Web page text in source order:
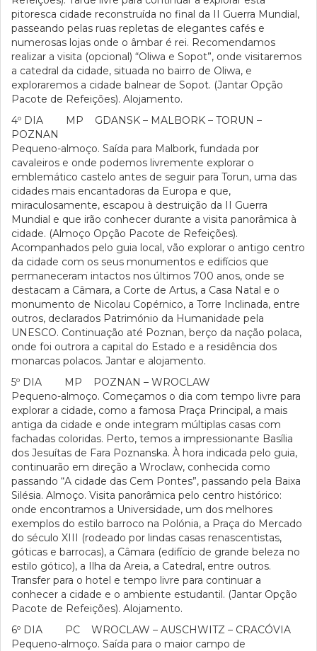
pitoresca cidade reconstruída no final da II Guerra Mundial,
passeando pelas ruas repletas de elegantes cafés e
numerosas lojas onde o âmbar é rei. Recomendamos
realizar a visita (opcional) “Oliwa e Sopot”, onde visitaremos
a catedral da cidade, situada no bairro de Oliwa, e
exploraremos a cidade balnear de Sopot. (Jantar Opção
Pacote de Refeições). Alojamento.
4º DIA MP GDANSK – MALBORK – TORUN –
POZNAN
Pequeno-almoço. Saída para Malbork, fundada por
cavaleiros e onde podemos livremente explorar o
emblemático castelo antes de seguir para Torun, uma das
cidades mais encantadoras da Europa e que,
miraculosamente, escapou à destruição da II Guerra
Mundial e que irão conhecer durante a visita panorâmica à
cidade. (Almoço Opção Pacote de Refeições).
Acompanhados pelo guia local, vão explorar o antigo centro
da cidade com os seus monumentos e edifícios que
permaneceram intactos nos últimos 700 anos, onde se
destacam a Câmara, a Corte de Artus, a Casa Natal e o
monumento de Nicolau Copérnico, a Torre Inclinada, entre
outros, declarados Património da Humanidade pela
UNESCO. Continuação até Poznan, berço da nação polaca,
onde foi outrora a capital do Estado e a residência dos
monarcas polacos. Jantar e alojamento.
5º DIA MP POZNAN – WROCLAW
Pequeno-almoço. Começamos o dia com tempo livre para
explorar a cidade, como a famosa Praça Principal, a mais
antiga da cidade e onde integram múltiplas casas com
fachadas coloridas. Perto, temos a impressionante Basília
dos Jesuítas de Fara Poznanska. À hora indicada pelo guia,
continuarão em direção a Wroclaw, conhecida como
passando “A cidade das Cem Pontes”, passando pela Baixa
Silésia. Almoço. Visita panorâmica pelo centro histórico:
onde encontramos a Universidade, um dos melhores
exemplos do estilo barroco na Polónia, a Praça do Mercado
do século XIII (rodeado por lindas casas renascentistas,
góticas e barrocas), a Câmara (edifício de grande beleza no
estilo gótico), a Ilha da Areia, a Catedral, entre outros.
Transfer para o hotel e tempo livre para continuar a
conhecer a cidade e o ambiente estudantil. (Jantar Opção
Pacote de Refeições). Alojamento.
6º DIA PC WROCLAW – AUSCHWITZ – CRACÓVIA
Pequeno-almoço. Saída para o maior campo de